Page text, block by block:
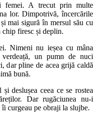
femei. A trecut prin multe
lor. Dimpotrivă, încercările
mai sigură în mersul său cu
firesc și deplin.
Nimeni nu ieșea cu mâna
un pumn de nuci
dar pline de acea grijă caldă
bună.
deslușea ceea ce se rostea
Dar rugăciunea nu-i
curgeau pe obraji la slujbe.